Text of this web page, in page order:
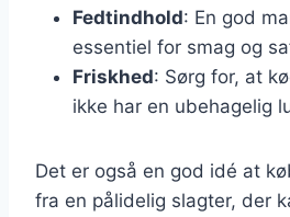
Fedtindhold: En god
essentiel for smag og
Friskhed: Sørg for, at
ikke har en ubehagelig
Det er også en god idé at
fra en pålidelig slagter, der